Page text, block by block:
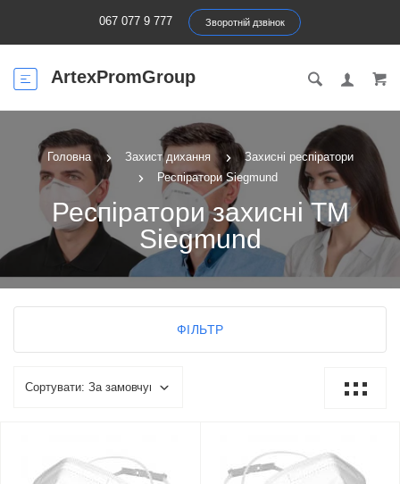
067 077 9 777 Зворотній дзвінок
ArtexPromGroup
Головна Захист дихання
Захисні респіратори
Респіратори Siegmund
Респіратори захисні ТМ
Siegmund
ФІЛЬТР